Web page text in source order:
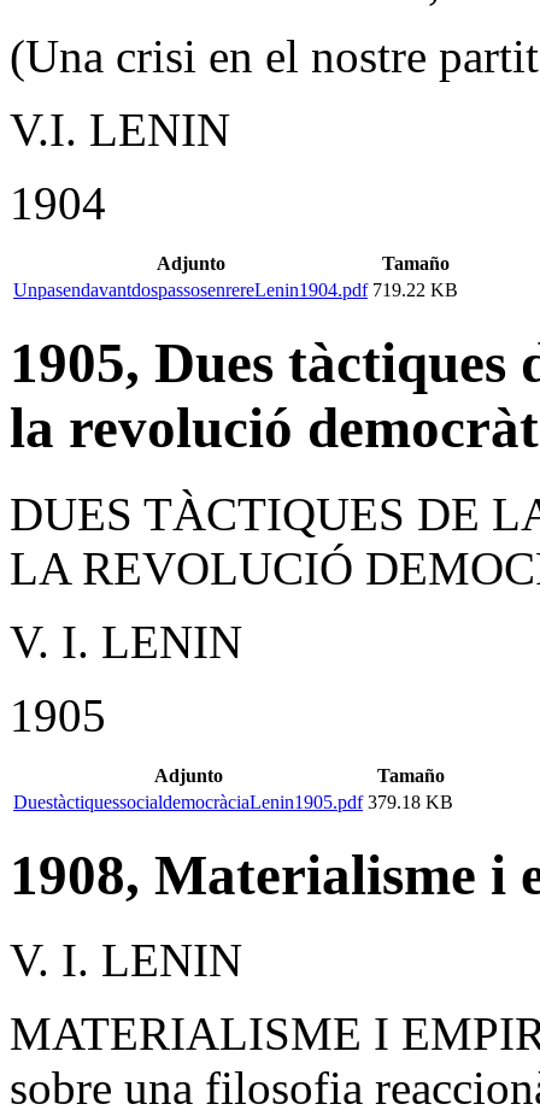
(Una crisi en el nostre
V.I. LENIN
1904
Adjunto
Tamaño
UnpasendavantdospassosenrereLenin1904.pdf 719.22 KB
1905, Dues tàctiques
la revolució
DUES TÀCTIQUES DE
LA REVOLUCIÓ
V. I. LENIN
1905
Adjunto
Tamaño
DuestàctiquessocialdemocràciaLenin1905.pdf 379.18 KB
1908, Materialisme i
V. I. LENIN
MATERIALISME I
sobre una filosofia